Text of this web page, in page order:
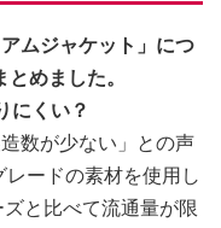
ムジャケット」につ
めました。
にくい？
数が少ない」との声
ードの素材を使用し
と比べて流通量が限